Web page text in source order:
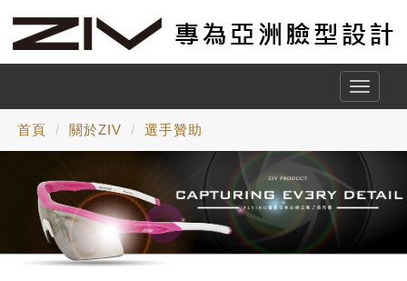
Toggle
首頁 關於ZIV 選手贊助